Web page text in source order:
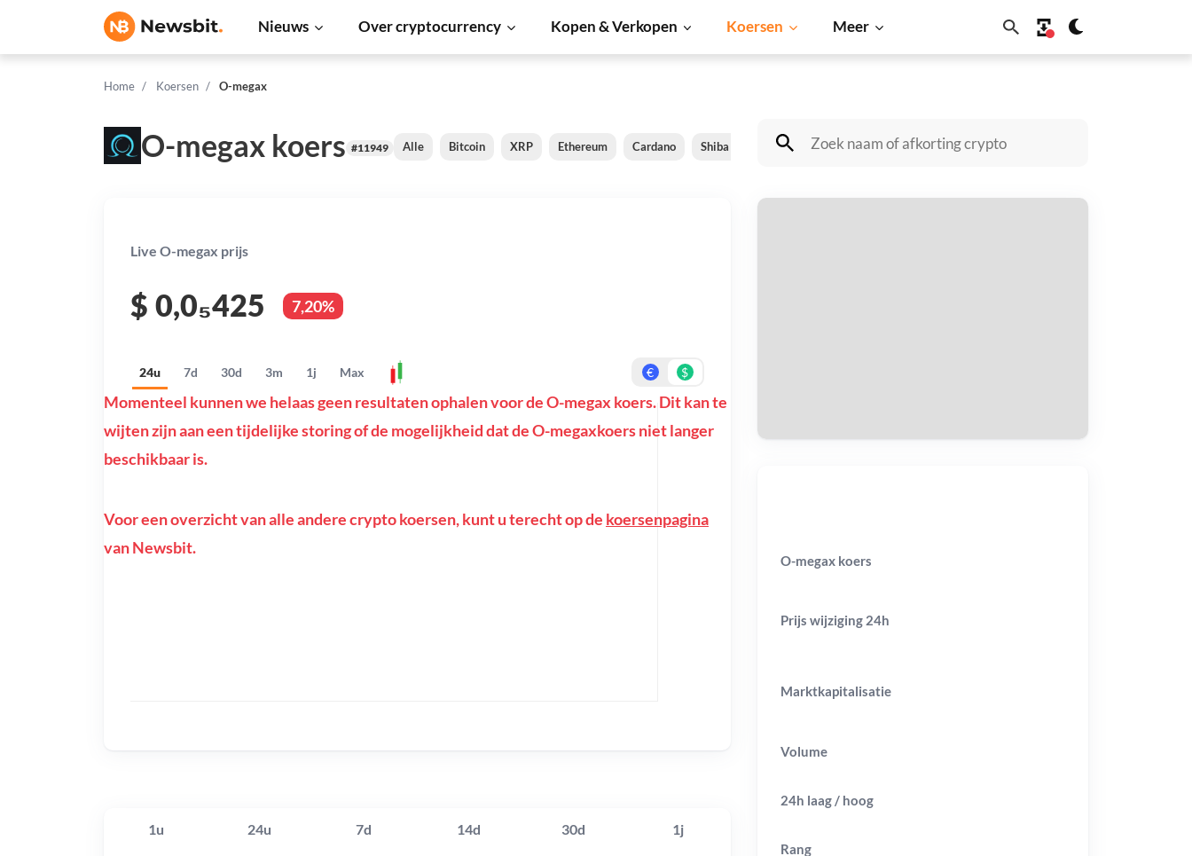
Nieuws Over cryptocurrency Kopen & Verkopen Koersen Meer
Home Koersen O-megax
O-megax koers #11949 Alle Bitcoin XRP Ethereum Cardano Shiba Inu Dogecoin Solana BNB
Live O-megax prijs
$ 0,0₅425 7,20%
24u 7d 30d 3m 1j Max € $
Momenteel kunnen we helaas geen resultaten ophalen voor de O-megax koers. Dit kan te
wijten zijn aan een tijdelijke storing of de mogelijkheid dat de O-megaxkoers niet langer
beschikbaar is.
Voor een overzicht van alle andere crypto koersen, kunt u terecht op de koersenpagina
van Newsbit.
1u 24u 7d 14d 30d 1j
O-megax koers
Prijs wijziging 24h
Marktkapitalisatie
Volume
24h laag / hoog
Rang